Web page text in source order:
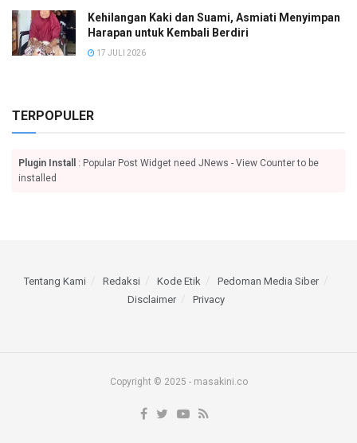
Kehilangan Kaki dan Suami, Asmiati Menyimpan
Harapan untuk Kembali Berdiri
17 JULI 2026
TERPOPULER
Plugin Install
: Popular Post Widget need JNews - View Counter to be
installed
Tentang Kami Redaksi Kode Etik
Pedoman Media Siber
Disclaimer
Privacy
Copyright © 2025 - masakini.co